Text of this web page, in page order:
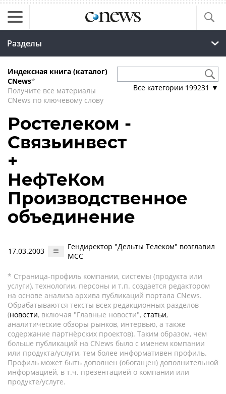
Разделы
Индексная книга (каталог)
CNews*
Получите все материалы
CNews по ключевому слову
Все категории 199231 ▼
Ростелеком -
Связьинвест
+
НефТеКом
Производственное
объединение
17.03.2003
Гендиректор "Дельты Телеком" возглавил
МСС
* Страница-профиль компании, системы (продукта или
услуги), технологии, персоны и т.п. создается редактором
на основе анализа архива публикаций портала CNews.
Обрабатываются тексты всех редакционных разделов
(новости, включая "Главные новости", статьи,
аналитические обзоры рынков, интервью, а также
содержание партнёрских проектов). Таким образом, чем
больше публикаций на CNews было с именем компании
или продукта/услуги, тем более информативен профиль.
Профиль может быть дополнен (обогащен) дополнительной
информацией, в т.ч. презентацией о компании или
продукте/услуге.